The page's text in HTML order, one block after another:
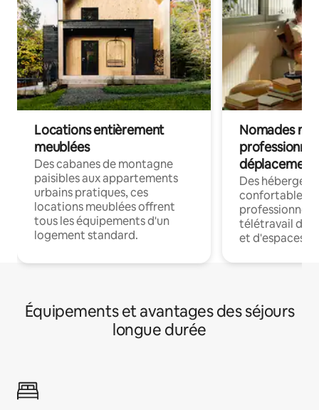
Locations entièrement
meublées
Des cabanes de montagne
paisibles aux appartements
urbains pratiques, ces
locations meublées offrent
tous les équipements d'un
logement standard.
Nomades
déplacement
Des
confortables
professionnels
télétravail
et d'espaces
Équipements et avantages des séjours
longue durée